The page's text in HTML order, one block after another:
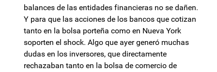
balances de las entidades financieras no se dañen.
Y para que las acciones de los bancos que cotizan
tanto en la bolsa porteña como en Nueva York
soporten el shock. Algo que ayer generó muchas
dudas en los inversores, que directamente
rechazaban tanto en la bolsa de comercio de